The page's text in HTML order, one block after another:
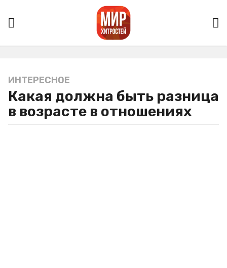
4
г
д
ИНТЕРЕСНОЕ
Какая должна быть разница
в возрасте в отношениях